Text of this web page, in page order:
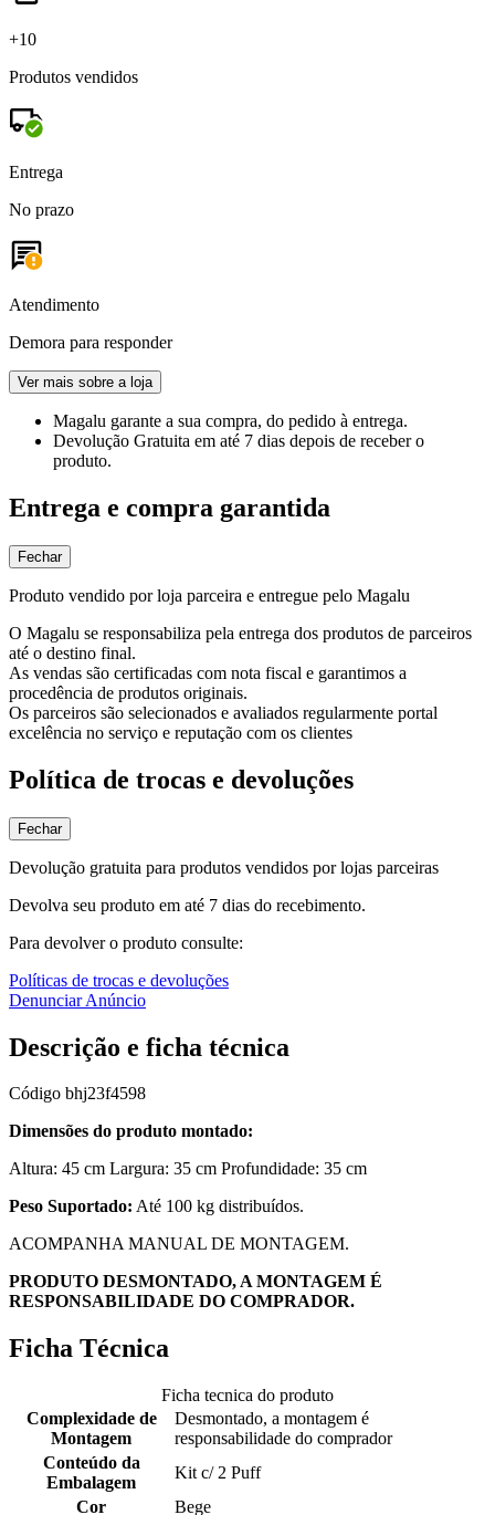
+10
Produtos vendidos
Entrega
No prazo
Atendimento
Demora para responder
Ver mais sobre a loja
Magalu garante a sua compra, do pedido à entrega.
Devolução Gratuita em até 7 dias depois de receber o
produto.
Entrega e compra garantida
Fechar
Produto vendido por loja parceira e entregue pelo Magalu
O Magalu se responsabiliza pela entrega dos produtos de parceiros
até o destino final.
As vendas são certificadas com nota fiscal e garantimos a
procedência de produtos originais.
Os parceiros são selecionados e avaliados regularmente portal
excelência no serviço e reputação com os clientes
Política de trocas e devoluções
Fechar
Devolução gratuita para produtos vendidos por lojas parceiras
Devolva seu produto em até 7 dias do recebimento.
Para devolver o produto consulte:
Políticas de trocas e devoluções
Denunciar Anúncio
Descrição e ficha técnica
Código bhj23f4598
Dimensões do produto montado:
Altura: 45 cm Largura: 35 cm Profundidade: 35 cm
Peso Suportado: Até 100 kg distribuídos.
ACOMPANHA MANUAL DE MONTAGEM.
PRODUTO DESMONTADO, A MONTAGEM É
RESPONSABILIDADE DO COMPRADOR.
Ficha Técnica
Ficha tecnica do produto
Complexidade de
Montagem
Desmontado, a montagem é
responsabilidade do comprador
Conteúdo da
Embalagem
Kit c/ 2 Puff
Cor
Bege